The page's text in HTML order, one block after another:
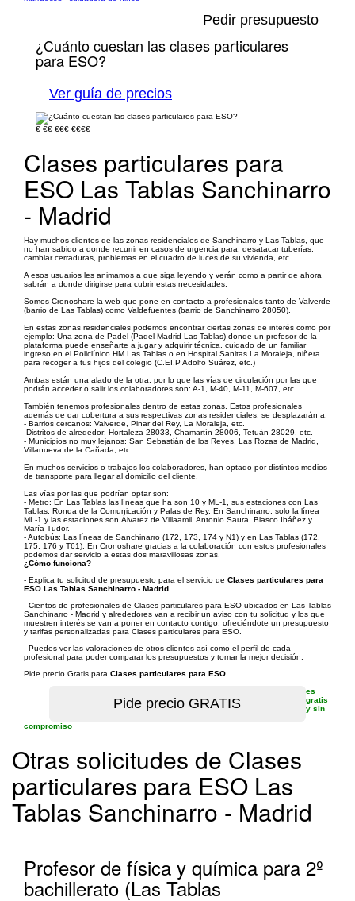
Pedir presupuesto
¿Cuánto cuestan las clases particulares
para ESO?
Ver guía de precios
€ €€ €€€ €€€€
Clases particulares para
ESO Las Tablas Sanchinarro
- Madrid
Hay muchos clientes de las zonas residenciales de Sanchinarro y Las Tablas, que
no han sabido a donde recurrir en casos de urgencia para: desatacar tuberías,
cambiar cerraduras, problemas en el cuadro de luces de su vivienda, etc.
A esos usuarios les animamos a que siga leyendo y verán como a partir de ahora
sabrán a donde dirigirse para cubrir estas necesidades.
Somos Cronoshare la web que pone en contacto a profesionales tanto de Valverde
(barrio de Las Tablas) como Valdefuentes (barrio de Sanchinarro 28050).
En estas zonas residenciales podemos encontrar ciertas zonas de interés como por
ejemplo: Una zona de Padel (Padel Madrid Las Tablas) donde un profesor de la
plataforma puede enseñarte a jugar y adquirir técnica, cuidado de un familiar
ingreso en el Policlínico HM Las Tablas o en Hospital Sanitas La Moraleja, niñera
para recoger a tus hijos del colegio (C.EI.P Adolfo Suárez, etc.)
Ambas están una alado de la otra, por lo que las vías de circulación por las que
podrán acceder o salir los colaboradores son: A-1, M-40, M-11, M-607, etc.
También tenemos profesionales dentro de estas zonas. Estos profesionales
además de dar cobertura a sus respectivas zonas residenciales, se desplazarán a:
- Barrios cercanos: Valverde, Pinar del Rey, La Moraleja, etc.
-Distritos de alrededor: Hortaleza 28033, Chamartín 28006, Tetuán 28029, etc.
- Municipios no muy lejanos: San Sebastián de los Reyes, Las Rozas de Madrid,
Villanueva de la Cañada, etc.
En muchos servicios o trabajos los colaboradores, han optado por distintos medios
de transporte para llegar al domicilio del cliente.
Las vías por las que podrían optar son:
- Metro: En Las Tablas las líneas que ha son 10 y ML-1, sus estaciones con Las
Tablas, Ronda de la Comunicación y Palas de Rey. En Sanchinarro, solo la línea
ML-1 y las estaciones son Álvarez de Villaamil, Antonio Saura, Blasco Ibáñez y
María Tudor.
- Autobús: Las líneas de Sanchinarro (172, 173, 174 y N1) y en Las Tablas (172,
175, 176 y T61). En Cronoshare gracias a la colaboración con estos profesionales
podemos dar servicio a estas dos maravillosas zonas.
¿Cómo funciona?
- Explica tu solicitud de presupuesto para el servicio de Clases particulares para
ESO Las Tablas Sanchinarro - Madrid
- Cientos de profesionales de Clases particulares para ESO ubicados en Las Tablas
Sanchinarro - Madrid y alrededores van a recibir un aviso con tu solicitud y los que
muestren interés se van a poner en contacto contigo, ofreciéndote un presupuesto
y tarifas personalizadas para Clases particulares para ESO.
- Puedes ver las valoraciones de otros clientes así como el perfil de cada
profesional para poder comparar los presupuestos y tomar la mejor decisión.
Pide precio Gratis para Clases particulares para ESO
es
gratis
y sin
compromiso
Otras solicitudes de Clases
particulares para ESO Las
Tablas Sanchinarro - Madrid
Profesor de física y química para 2º
bachillerato (Las Tablas